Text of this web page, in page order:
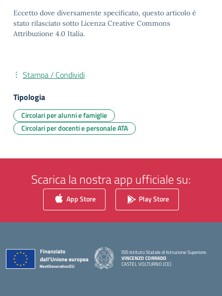
Eccetto dove diversamente specificato, questo articolo è
stato rilasciato sotto Licenza Creative Commons
Attribuzione 4.0 Italia.
Stampa / Condividi
Tipologia
Circolari per alunni e famiglie
Circolari per docenti e personale ATA
Scarica la nostra app ufficiale su:
App Store Play Store
ISIS Istituto Statale di Istruzione Superiore
VINCENZO CORRADO
CASTEL VOLTURNO (CE)